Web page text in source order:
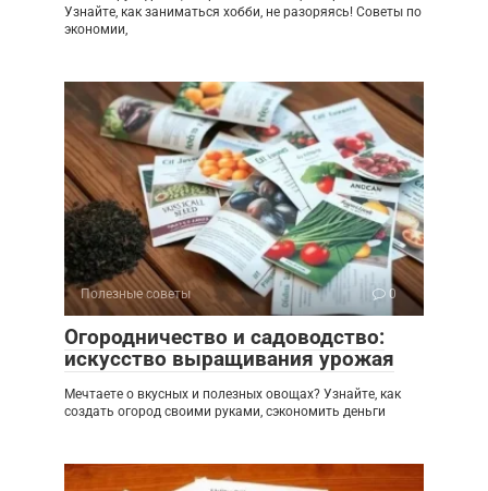
Узнайте, как заниматься хобби, не разоряясь! Советы по
экономии,
Полезные советы 0
Огородничество и садоводство:
искусство выращивания урожая
Мечтаете о вкусных и полезных овощах? Узнайте, как
создать огород своими руками, сэкономить деньги